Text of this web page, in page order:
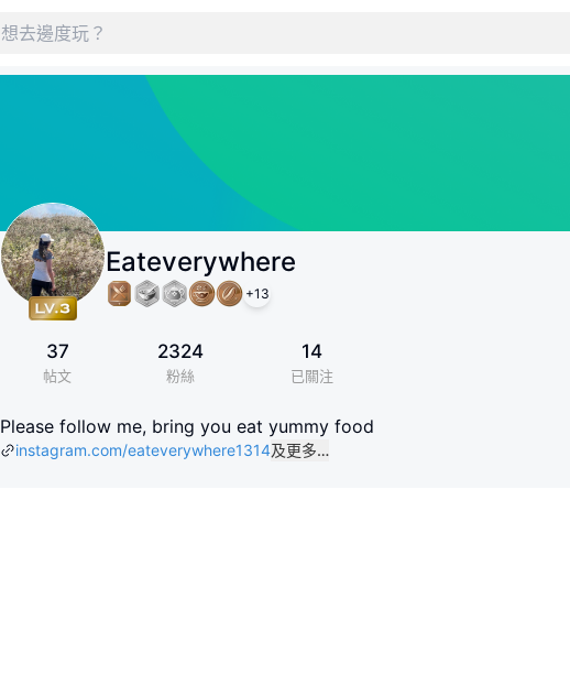
Eateverywhere
+13
37
帖文
2324
粉絲
14
已關注
Please follow me, bring you eat yummy food
instagram.com/eateverywhere1314及更多…